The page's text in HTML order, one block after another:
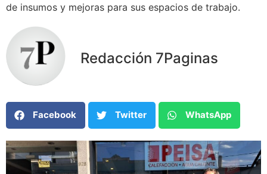
de insumos y mejoras para sus espacios de trabajo.
Redacción 7Paginas
Facebook Twitter WhatsApp